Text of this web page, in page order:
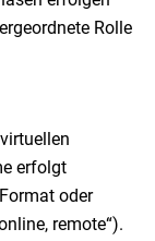
Rolle
erfolgt
oder
remote“).